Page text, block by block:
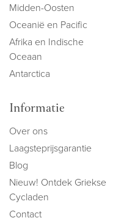
Midden-Oosten
Oceanië en Pacific
Afrika en Indische
Oceaan
Antarctica
Informatie
Over ons
Laagsteprijsgarantie
Blog
Nieuw! Ontdek Griekse
Cycladen
Contact